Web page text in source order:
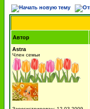
Автор
Astra
Член семьи